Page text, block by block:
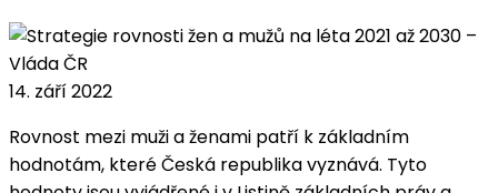
14. září 2022
Rovnost mezi muži a ženami patří k základním
hodnotám, které Česká republika vyznává. Tyto